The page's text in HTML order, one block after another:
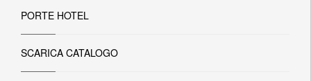
PORTE HOTEL
SCARICA CATALOGO